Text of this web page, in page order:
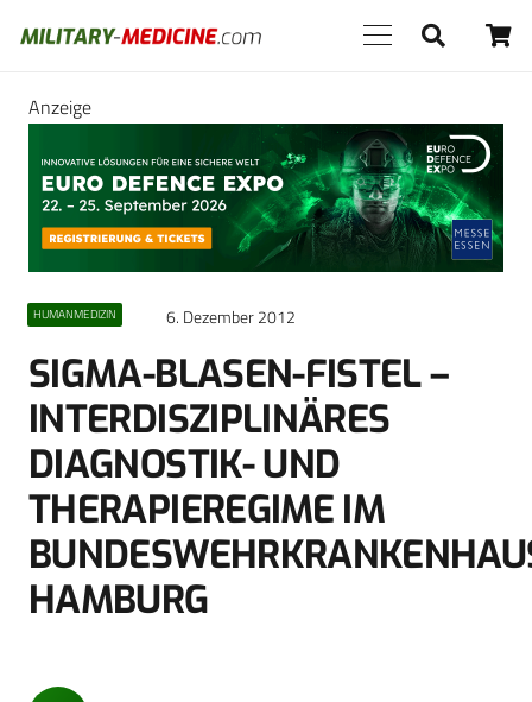
Anzeige
HUMANMEDIZIN 6. Dezember 2012
SIGMA-BLASEN-FISTEL –
INTERDISZIPLINÄRES
DIAGNOSTIK- UND
THERAPIEREGIME IM
HAMBURG